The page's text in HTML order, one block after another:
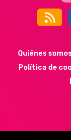
Quiénes somos
Política de